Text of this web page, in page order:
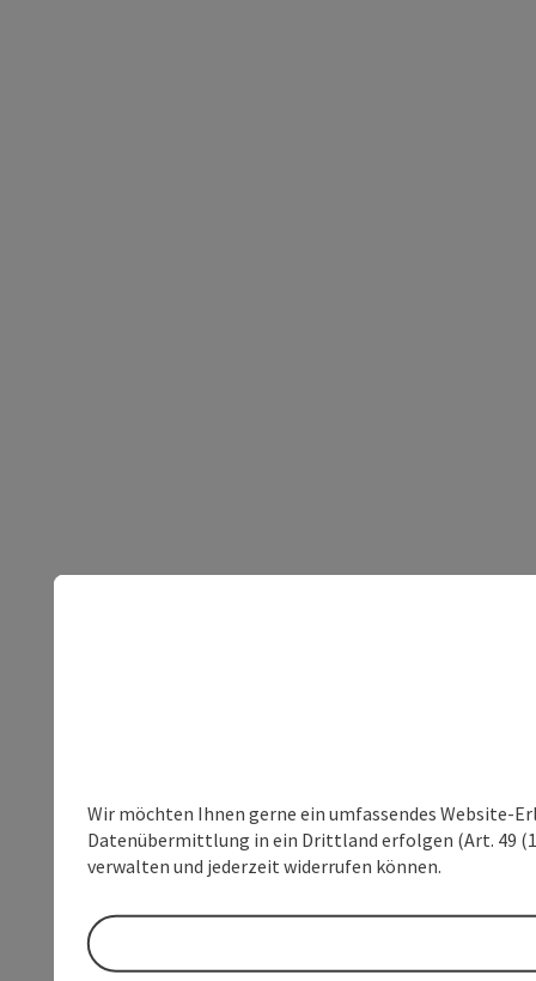
Wir möchten Ihnen gerne ein umfassendes Website-
Datenübermittlung in ein Drittland erfolgen (Art. 49
verwalten und jederzeit widerrufen können.